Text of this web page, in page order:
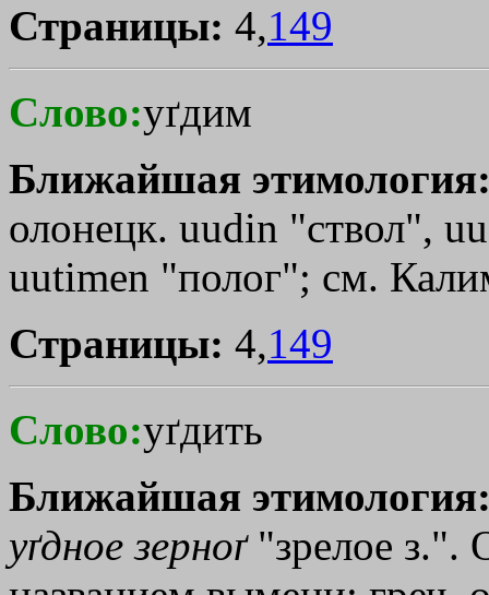
Страницы: 4,149
Слово:уґдим
Ближайшая
олонецк. uudin "ствол",
uutimen "полог"; см.
Страницы: 4,149
Слово:уґдить
Ближайшая
уґдное зерноґ"зрелое з.".